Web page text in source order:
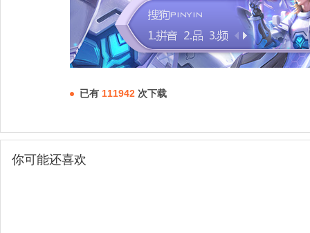
已有 111942 次下载
你可能还喜欢